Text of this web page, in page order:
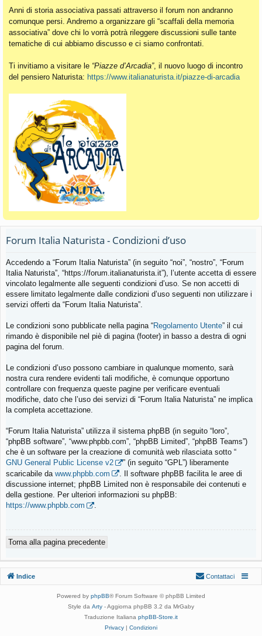
Anni di storia associativa passati attraverso il forum non andranno
comunque persi. Andremo a organizzare gli “scaffali della memoria
associativa” dove chi lo vorrà potrà rileggere discussioni sulle tante
tematiche di cui abbiamo discusso e ci siamo confrontati.
Ti invitiamo a visitare le “Piazze d’Arcadia”, il nuovo luogo di incontro
del pensiero Naturista: https://www.italianaturista.it/piazze-di-arcadia
Forum Italia Naturista - Condizioni d’uso
Accedendo a “Forum Italia Naturista” (in seguito “noi”, “nostro”, “Forum
Italia Naturista”, “https://forum.italianaturista.it”), l’utente accetta di essere
vincolato legalmente alle seguenti condizioni d’uso. Se non accetti di
essere limitato legalmente dalle condizioni d’uso seguenti non utilizzare i
servizi offerti da “Forum Italia Naturista”.
Le condizioni sono pubblicate nella pagina “Regolamento Utente” il cui
rimando è disponibile nel piè di pagina (footer) in basso a destra di ogni
pagina del forum.
Le condizioni d’uso possono cambiare in qualunque momento, sarà
nostra cura rendere evidenti tali modifiche, è comunque opportuno
controllare con frequenza queste pagine per verificare eventuali
modifiche, dato che l’uso dei servizi di “Forum Italia Naturista” ne implica
la completa accettazione.
“Forum Italia Naturista” utilizza il sistema phpBB (in seguito “loro”,
“phpBB software”, “www.phpbb.com”, “phpBB Limited”, “phpBB Teams”)
che è un software per la creazione di comunità web rilasciata sotto “
GNU General Public License v2
” (in seguito “GPL”) liberamente
scaricabile da www.phpbb.com
. Il software phpBB facilita le aree di
discussione internet; phpBB Limited non è responsabile dei contenuti e
della gestione. Per ulteriori informazioni su phpBB:
https://www.phpbb.com
.
Torna alla pagina precedente
Indice Contattaci
Powered by phpBB® Forum Software © phpBB Limited
Style da Arty - Aggiorna phpBB 3.2 da MrGaby
Traduzione Italiana phpBB-Store.it
Privacy | Condizioni